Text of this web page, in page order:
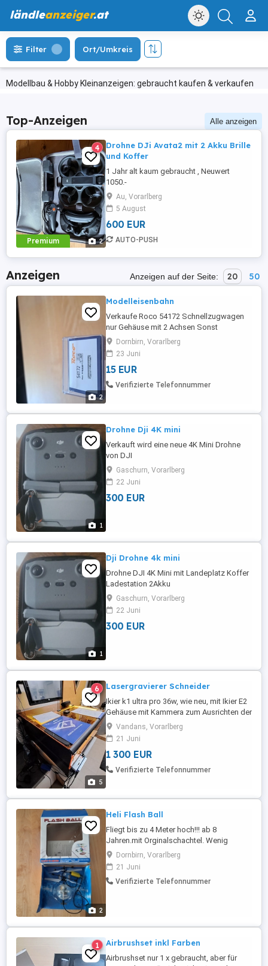
ländleanzeiger.at
Modellbau & Hobby Kleinanzeigen: gebraucht kaufen & verkaufen
Filter Ort/Umkreis
Top-Anzeigen Alle anzeigen
Premium 2
4
Drohne DJi Avata2 mit 2 Akku Brille
und Koffer
1 Jahr alt kaum gebraucht , Neuwert
1050.-
Au, Vorarlberg
5 August
600 EUR
AUTO-PUSH
Anzeigen Anzeigen auf der Seite: 20 50
2
Modelleisenbahn
Verkaufe Roco 54172 Schnellzugwagen
nur Gehäuse mit 2 Achsen Sonst
vollständig! Mit OVP Privatverkauf, daher
keine Garantie und Rücknahme möglich
Versand 5,- Euro innerhalb Österreichs
Ausland 13,- Euro
Dornbirn, Vorarlberg
23 Juni
15 EUR
Verifizierte Telefonnummer
1
Drohne Dji 4K mini
Verkauft wird eine neue 4K Mini Drohne
von DJI
Gaschurn, Vorarlberg
22 Juni
300 EUR
1
Dji Drohne 4k mini
Drohne DJI 4K Mini mit Landeplatz Koffer
Ladestation 2Akku
Gaschurn, Vorarlberg
22 Juni
300 EUR
5
6 Lasergravierer Schneider
Ikier k1 ultra pro 36w, wie neu, mit Ikier E2
Gehäuse mit Kammera zum Ausrichten der
Vorlage, Luftunterstüzung, Laserstaub-
Absaugung automatisch, Filter H14 mit Zu
Abluft, zwei Rotiervorichtungen, 2x
Laserschutzbrillen und Zubehör
Vandans, Vorarlberg
21 Juni
1 300 EUR
Verifizierte Telefonnummer
2
Heli Flash Ball
Fliegt bis zu 4 Meter hoch!!! ab 8
Jahren.mit Orginalschachtel. Wenig
bespielt und sehr gut erhalten.
Verpackung ganz erhalten
Dornbirn, Vorarlberg
21 Juni
Verifizierte Telefonnummer
1 Airbrushset inkl Farben
Airbrushset nur 1 x gebraucht, aber für